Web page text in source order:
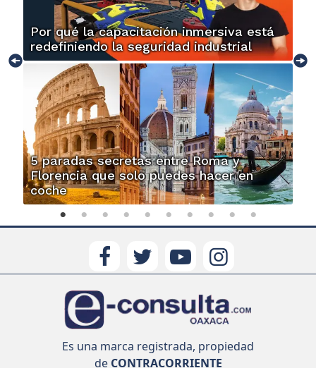
Por qué la capacitación inmersiva está
redefiniendo la seguridad industrial
5 paradas secretas entre Roma y
Florencia que solo puedes hacer en
coche
Es una marca registrada, propiedad
deCONTRACORRIENTE